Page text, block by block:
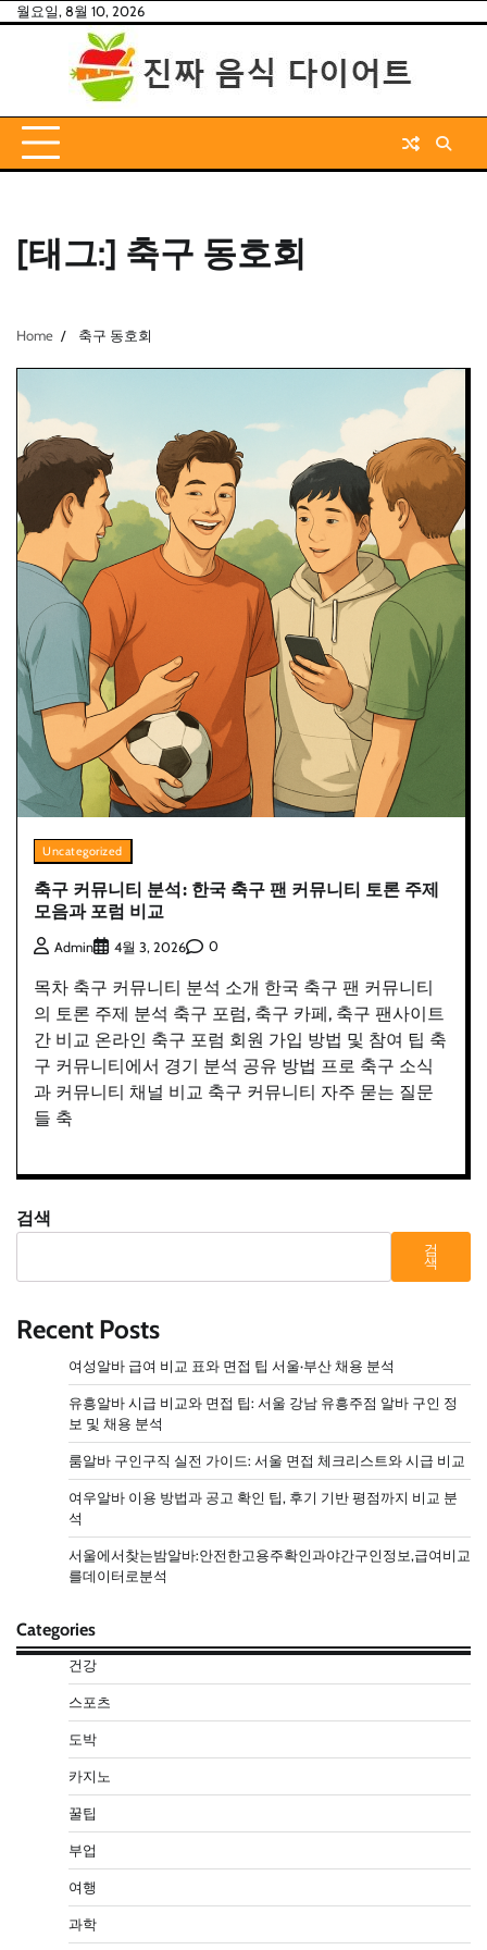
Skip월요일, 8월 10, 2026
[태그:] 축구 동호회
Home 축구 동호회
Uncategorized
축구 커뮤니티 분석: 한국 축구 팬 커뮤니티 토론 주제
모음과 포럼 비교
Admin 4월 3, 2026 0
목차 축구 커뮤니티 분석 소개 한국 축구 팬 커뮤니티
의 토론 주제 분석 축구 포럼, 축구 카페, 축구 팬사이트
간 비교 온라인 축구 포럼 회원 가입 방법 및 참여 팁 축
구 커뮤니티에서 경기 분석 공유 방법 프로 축구 소식
과 커뮤니티 채널 비교 축구 커뮤니티 자주 묻는 질문
들 축
검색
검
색
Recent Posts
여성알바 급여 비교 표와 면접 팁 서울·부산 채용 분석
유흥알바 시급 비교와 면접 팁: 서울 강남 유흥주점 알바 구인 정
보 및 채용 분석
룸알바 구인구직 실전 가이드: 서울 면접 체크리스트와 시급 비교
여우알바 이용 방법과 공고 확인 팁, 후기 기반 평점까지 비교 분
석
서울에서찾는밤알바:안전한고용주확인과야간구인정보,급여비교
를데이터로분석
Categories
건강
스포츠
도박
카지노
꿀팁
부업
여행
과학